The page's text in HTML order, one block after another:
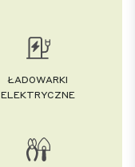
ŁADOWARKI
ELEKTRYCZNE